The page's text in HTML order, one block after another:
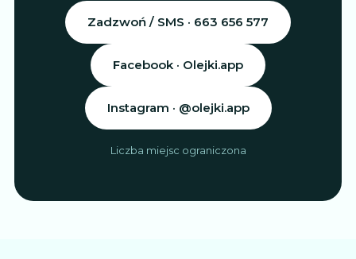
Zadzwoń / SMS · 663 656 577
Facebook · Olejki.app
Instagram · @olejki.app
Liczba miejsc ograniczona